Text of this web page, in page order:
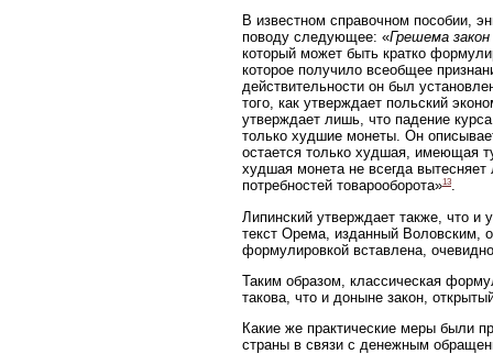
В известном справочном пособии,
поводу следующее: «Грешема закон
который может быть кратко
которое получило всеобщее
действительности он был
того, как утверждает польский
утверждает лишь, что падение
только худшие монеты. Он
остается только худшая, имеющая
худшая монета не всегда
потребностей товарооборота»13.
Липинский утверждает также, что
текст Орема, изданный Воловским,
формулировкой вставлена,
Таким образом, классическая
такова, что и доныне закон,
Какие же практические меры были
страны в связи с денежным